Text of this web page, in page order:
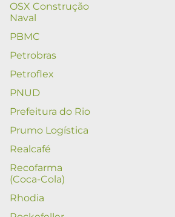
OSX Construção
Naval
PBMC
Petrobras
Petroflex
PNUD
Prefeitura do Rio
Prumo Logística
Realcafé
Recofarma
(Coca-Cola)
Rhodia